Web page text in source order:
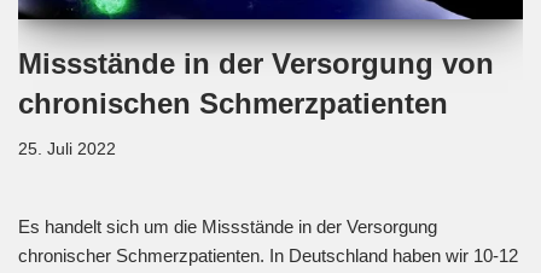
Missstände in der Versorgung von
chronischen Schmerzpatienten
25. Juli 2022
Es handelt sich um die Missstände in der Versorgung
chronischer Schmerzpatienten. In Deutschland haben wir 10-12